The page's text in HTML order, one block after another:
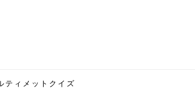
ティメットクイズ